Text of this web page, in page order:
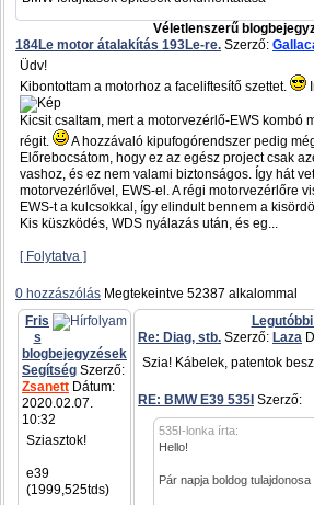
Véletlenszerű
184Le motor átalakítás 193Le-re. Szerző:
Üdv!
Kibontottam a motorhoz a faceliftesítő szettet.
Kicsit csaltam, mert a motorvezérlő-EWS kombó
régit.
A hozzávaló kipufogórendszer pedig
Előrebocsátom, hogy ez az egész project csak
vashoz, és ez nem valami biztonságos. Így hát
motorvezérlővel, EWS-el. A régi motorvezérlőre
EWS-t a kulcsokkal, így elindult bennem a
Kis küszködés, WDS nyálazás után, és eg...
[ Folytatva ]
0 hozzászólás Megtekeintve 52387 alkalommal
Fris
s
blogbejegyzések
Segítség Szerző:
Zsanett Dátum:
2020.02.07.
10:32
Sziasztok!
e39
(1999,525tds)
Re: Diag, stb. Szerző: Laza
Szia! Kábelek, patentok
RE: BMW E39 535I Szerző:
535I-lonka írta:
Hello!
Pár napja boldog